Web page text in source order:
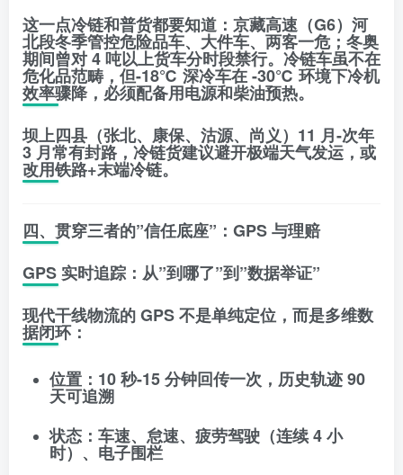
这一点冷链和普货都要知道：京藏高速（G6）河
北段冬季管控危险品车、大件车、两客一危；冬奥
期间曾对 4 吨以上货车分时段禁行。冷链车虽不在
危化品范畴，但-18℃ 深冷车在 -30℃ 环境下冷机
效率骤降，必须配备用电源和柴油预热。
坝上四县（张北、康保、沽源、尚义）11 月-次年
3 月常有封路， 冷链货建议避开极端天气发运，或
改用铁路+末端冷链。
四、贯穿三者的”信任底座”：GPS 与理赔
GPS 实时追踪：从”到哪了”到”数据举证”
现代干线物流的 GPS 不是单纯定位，而是多维数
据闭环：
位置 ：10 秒-15 分钟回传一次，历史轨迹 90
天可追溯
状态 ：车速、怠速、疲劳驾驶（连续 4 小
时）、电子围栏